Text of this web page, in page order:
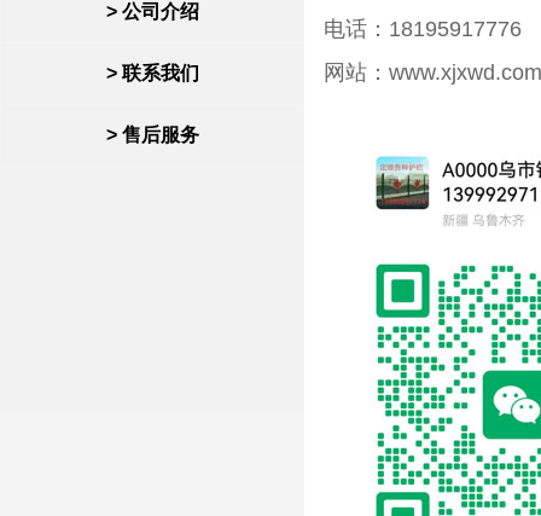
> 公司介绍
> 联系我们
> 售后服务
电话： 18195917776
网站：www.xjxwd.com